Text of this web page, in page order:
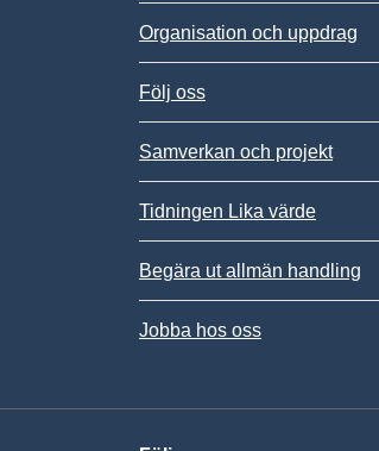
Organisation och uppdrag
Följ oss
Samverkan och projekt
Tidningen Lika värde
Begära ut allmän handling
Jobba hos oss